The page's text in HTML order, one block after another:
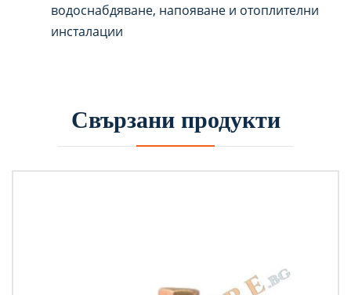
водоснабдяване, напояване и отоплителни
инсталации
Свързани продукти